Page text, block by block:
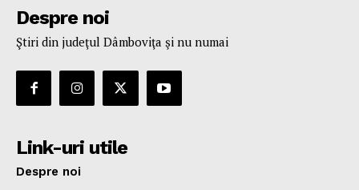
Despre noi
Ştiri din judeţul Dâmboviţa şi nu numai
Link-uri utile
Despre noi